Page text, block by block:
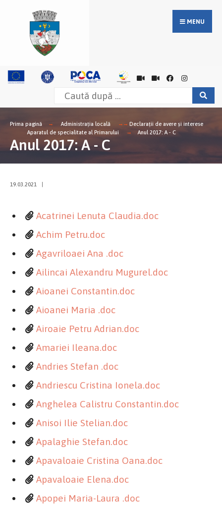
MENU
Prima pagină Administrația locală
Declarații de avere și interese
Aparatul de specialitate al Primarului
Anul 2017: A - C
Anul 2017: A - C
19.03.2021
Acatrinei Lenuta Claudia.doc
Achim Petru.doc
Agavriloaei Ana .doc
Ailincai Alexandru Mugurel.doc
Aioanei Constantin.doc
Aioanei Maria .doc
Airoaie Petru Adrian.doc
Amariei Ileana.doc
Andries Stefan .doc
Andriescu Cristina Ionela.doc
Anghelea Calistru Constantin.doc
Anisoi Ilie Stelian.doc
Apalaghie Stefan.doc
Apavaloaie Cristina Oana.doc
Apavaloaie Elena.doc
Apopei Maria-Laura .doc